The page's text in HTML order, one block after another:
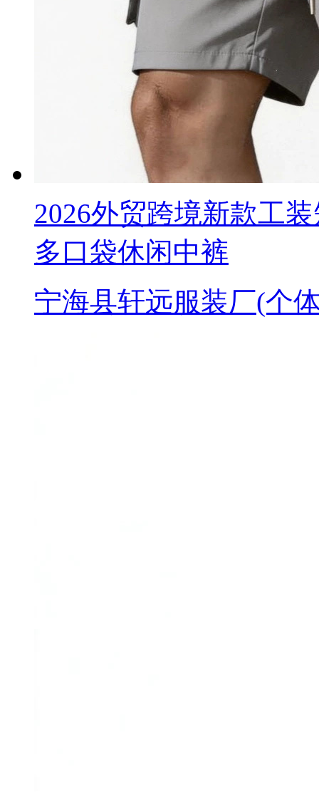
2026外贸跨境新款工
多口袋休闲中裤
宁海县轩远服装厂(个